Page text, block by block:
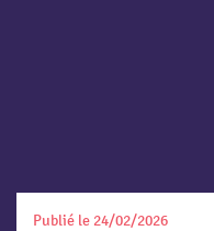
Publié le 24/02/2026